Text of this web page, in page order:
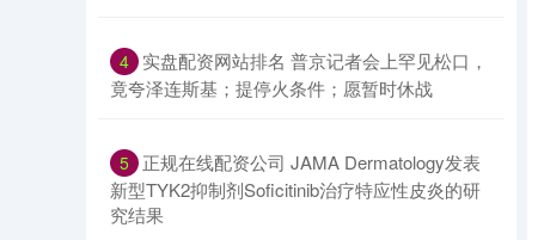
4 ​实盘配资网站排名 普京记者会上罕见松口，
竟夸泽连斯基；提停火条件；愿暂时休战
5 ​正规在线配资公司 JAMA Dermatology发表
新型TYK2抑制剂Soficitinib治疗特应性皮炎的研
究结果